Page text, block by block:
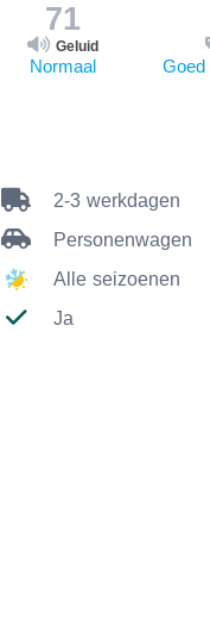
71
Geluid
Normaal Goed
2-3 werkdagen
Personenwagen
Alle seizoenen
Ja